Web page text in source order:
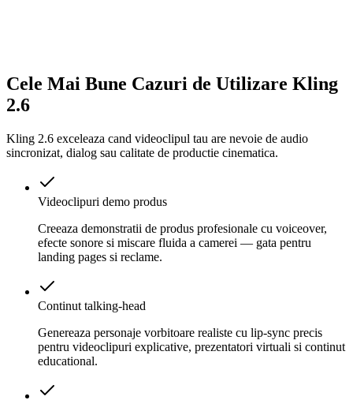
Cele Mai Bune Cazuri de Utilizare Kling
2.6
Kling 2.6 exceleaza cand videoclipul tau are nevoie de audio
sincronizat, dialog sau calitate de productie cinematica.
Videoclipuri demo produs
Creeaza demonstratii de produs profesionale cu voiceover,
efecte sonore si miscare fluida a camerei — gata pentru
landing pages si reclame.
Continut talking-head
Genereaza personaje vorbitoare realiste cu lip-sync precis
pentru videoclipuri explicative, prezentatori virtuali si continut
educational.